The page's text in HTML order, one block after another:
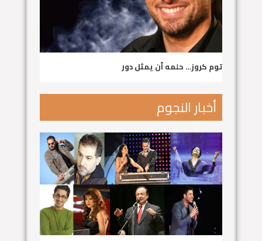
توم كروز… حلمه أن يمثل دور
أخبار النجوم